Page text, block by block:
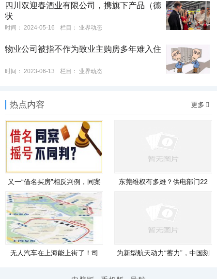
四川双迎春酒业有限公司，携旗下产品（德
状
时间： 2024-05-16 栏目： 业界动态
物业公司被指不作为致业主购房多年难入住
时间： 2023-06-13 栏目： 业界动态
热点内容 更多
又一“借名买房”相反判例，同案
东莞维权有多难？供电部门22
无人汽车在上海能上街了！司
为新型航天动力“蓄力”，中国刻